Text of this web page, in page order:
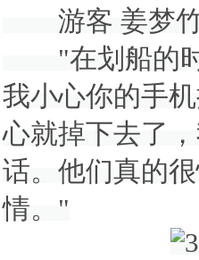
游客 姜梦
"在划船的时
我小心你的手
心就掉下去了
话。他们真的
情。"